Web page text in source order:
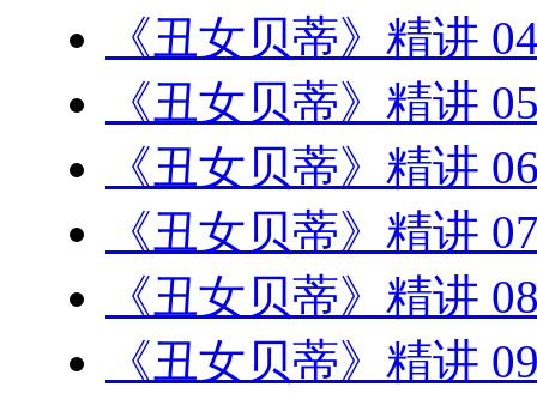
《丑女贝蒂》精讲
《丑女贝蒂》精讲
《丑女贝蒂》精讲
《丑女贝蒂》精讲
《丑女贝蒂》精讲
《丑女贝蒂》精讲